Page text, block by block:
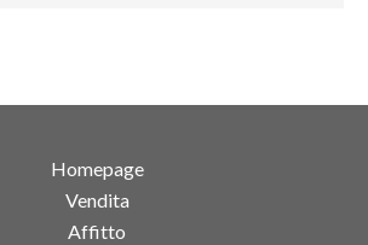
Homepage
Vendita
Affitto